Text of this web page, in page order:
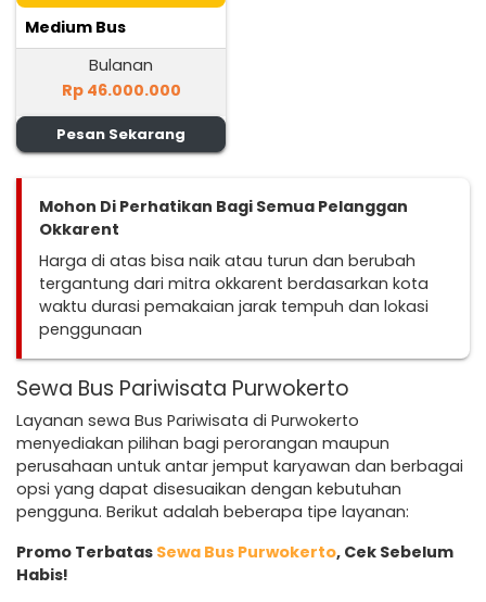
Medium Bus
Bulanan
Rp 46.000.000
Pesan Sekarang
Mohon Di Perhatikan Bagi Semua Pelanggan
Okkarent
Harga di atas bisa naik atau turun dan berubah
tergantung dari mitra okkarent berdasarkan kota
waktu durasi pemakaian jarak tempuh dan lokasi
penggunaan
Sewa Bus Pariwisata Purwokerto
Layanan sewa Bus Pariwisata di Purwokerto
menyediakan pilihan bagi perorangan maupun
perusahaan untuk antar jemput karyawan dan berbagai
opsi yang dapat disesuaikan dengan kebutuhan
pengguna. Berikut adalah beberapa tipe layanan:
Promo Terbatas Sewa Bus Purwokerto, Cek Sebelum
Habis!